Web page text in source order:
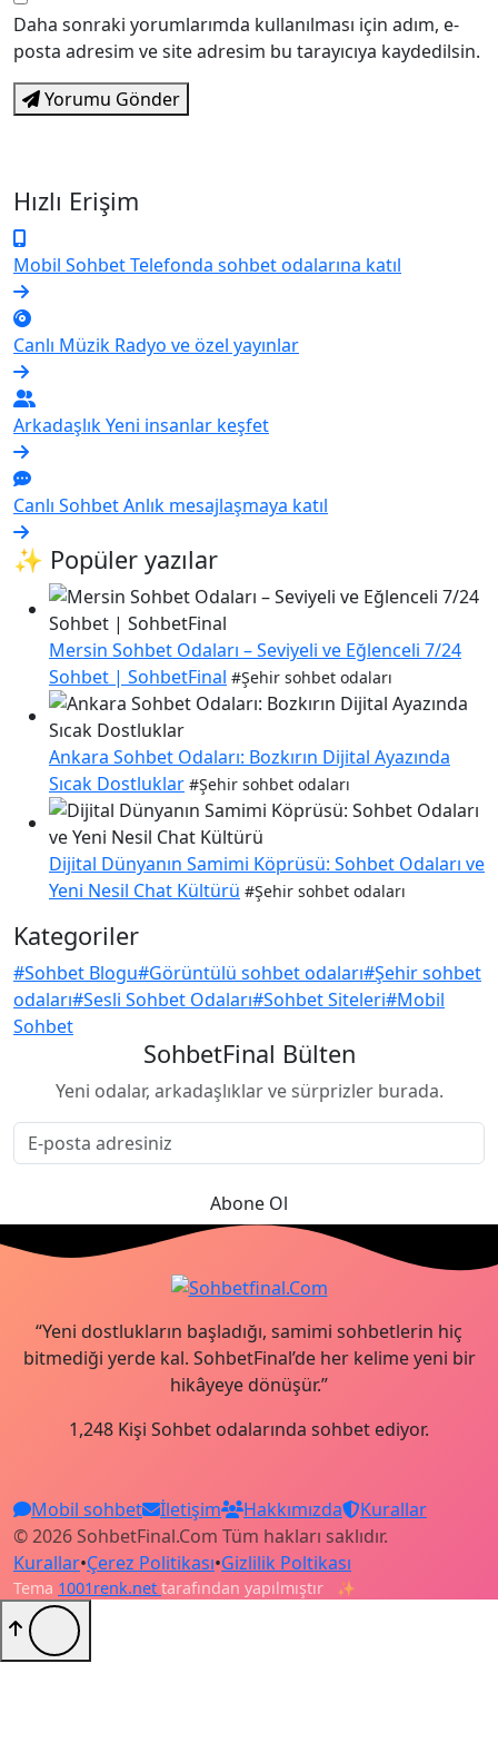
Daha sonraki yorumlarımda kullanılması için adım, e-
posta adresim ve site adresim bu tarayıcıya kaydedilsin.
Yorumu Gönder
Hızlı Erişim
Mobil SohbetTelefonda sohbet odalarına katıl
Canlı Müzik Radyo ve özel yayınlar
ArkadaşlıkYeni insanlar keşfet
Canlı SohbetAnlık mesajlaşmaya katıl
✨ Popüler yazılar
Mersin Sohbet Odaları – Seviyeli ve Eğlenceli 7/24
Sohbet | SohbetFinal #Şehir sohbet odaları
Ankara Sohbet Odaları: Bozkırın Dijital Ayazında
Sıcak Dostluklar #Şehir sohbet odaları
Dijital Dünyanın Samimi Köprüsü: Sohbet Odaları ve
Yeni Nesil Chat Kültürü #Şehir sohbet odaları
Kategoriler
#Sohbet Blogu#Görüntülü sohbet odaları#Şehir sohbet
odaları#Sesli Sohbet Odaları#Sohbet Siteleri#Mobil
Sohbet
SohbetFinal Bülten
Yeni odalar, arkadaşlıklar ve sürprizler burada.
Abone Ol
“Yeni dostlukların başladığı, samimi sohbetlerin hiç
bitmediği yerde kal. SohbetFinal’de her kelime yeni bir
hikâyeye dönüşür.”
1,248 Kişi Sohbet odalarında sohbet ediyor.
Mobil sohbet İletişim Hakkımızda
Kurallar
© 2026 SohbetFinal.Com Tüm hakları saklıdır.
Kurallar•Çerez Politikası•Gizlilik Poltikası
Tema 1001renk.net tarafından yapılmıştır ✨